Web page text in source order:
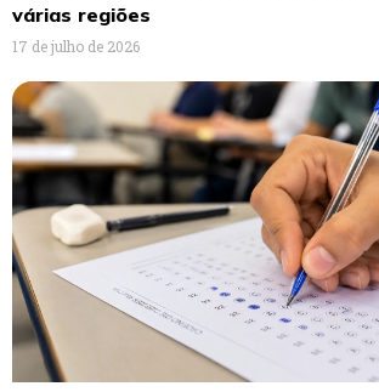
várias regiões
17 de julho de 2026